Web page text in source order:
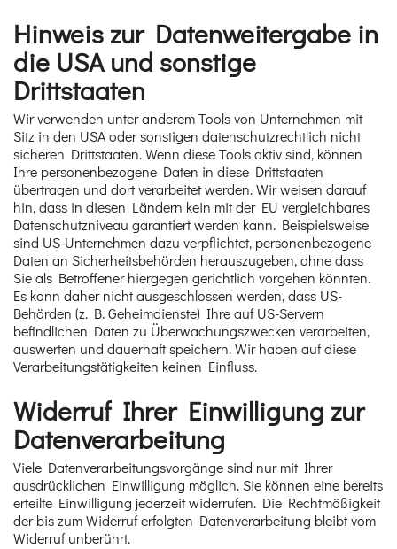
Hinweis zur Datenweitergabe in
die USA und sonstige
Drittstaaten
Wir verwenden unter anderem Tools von Unternehmen mit
Sitz in den USA oder sonstigen datenschutzrechtlich nicht
sicheren Drittstaaten. Wenn diese Tools aktiv sind, können
Ihre personenbezogene Daten in diese Drittstaaten
übertragen und dort verarbeitet werden. Wir weisen darauf
hin, dass in diesen Ländern kein mit der EU vergleichbares
Datenschutzniveau garantiert werden kann. Beispielsweise
sind US-Unternehmen dazu verpflichtet, personenbezogene
Daten an Sicherheitsbehörden herauszugeben, ohne dass
Sie als Betroffener hiergegen gerichtlich vorgehen könnten.
Es kann daher nicht ausgeschlossen werden, dass US-
Behörden (z. B. Geheimdienste) Ihre auf US-Servern
befindlichen Daten zu Überwachungszwecken verarbeiten,
auswerten und dauerhaft speichern. Wir haben auf diese
Verarbeitungstätigkeiten keinen Einfluss.
Widerruf Ihrer Einwilligung zur
Datenverarbeitung
Viele Datenverarbeitungsvorgänge sind nur mit Ihrer
ausdrücklichen Einwilligung möglich. Sie können eine bereits
erteilte Einwilligung jederzeit widerrufen. Die Rechtmäßigkeit
der bis zum Widerruf erfolgten Datenverarbeitung bleibt vom
Widerruf unberührt.